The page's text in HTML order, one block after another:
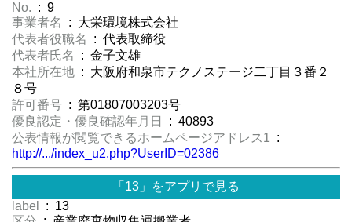
No. : 9
事業者名
: 大栄環境株式会社
代表者役職名
: 代表取締役
代表者氏名
: 金子文雄
本社所在地 : 大阪府和泉市テクノステージ二丁目３番２
８号
許可番号 : 第01807003203号
優良認定・優良確認年月日
: 40893
公表情報が閲覧できるホームページアドレス1 :
http://.../index_u2.php?UserID=02386
「13」をアプリで見る
label
: 13